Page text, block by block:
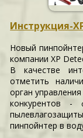
Инструкция-
Новый
компании XP
В качестве
отметить
орган
конкурентов -
пинпойнтер в